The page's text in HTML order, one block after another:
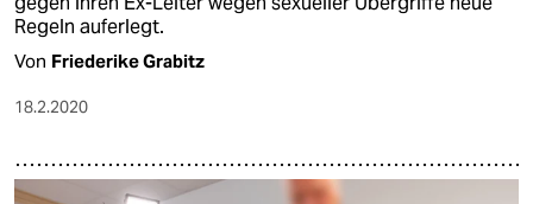
Regeln auferlegt.
Von Friederike Grabitz
18.2.2020